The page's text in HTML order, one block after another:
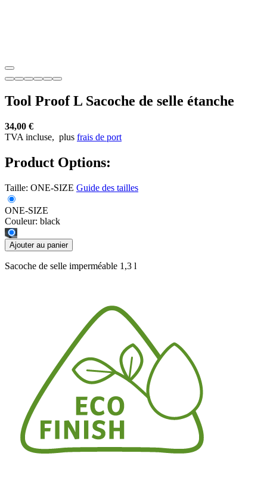
Tool Proof L Sacoche de selle étanche
34,00 €
TVA incluse, plus frais de port
Product Options:
Taille: ONE-SIZE Guide des tailles
ONE-SIZE
Couleur: black
Ajouter au panier
Sacoche de selle imperméable 1,3 l